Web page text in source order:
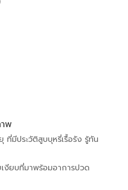
พ
ที่มีประวัติสูบบุหรี่เรื้อรัง รู้ทัน
งียบที่มาพร้อมอาการปวด